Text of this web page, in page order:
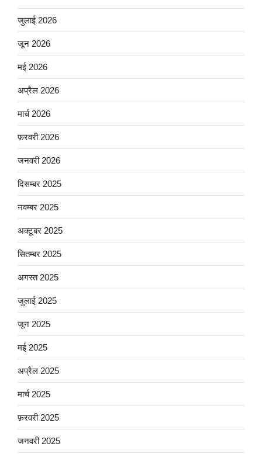
जुलाई 2026
जून 2026
मई 2026
अप्रैल 2026
मार्च 2026
फ़रवरी 2026
जनवरी 2026
दिसम्बर 2025
नवम्बर 2025
अक्टूबर 2025
सितम्बर 2025
अगस्त 2025
जुलाई 2025
जून 2025
मई 2025
अप्रैल 2025
मार्च 2025
फ़रवरी 2025
जनवरी 2025